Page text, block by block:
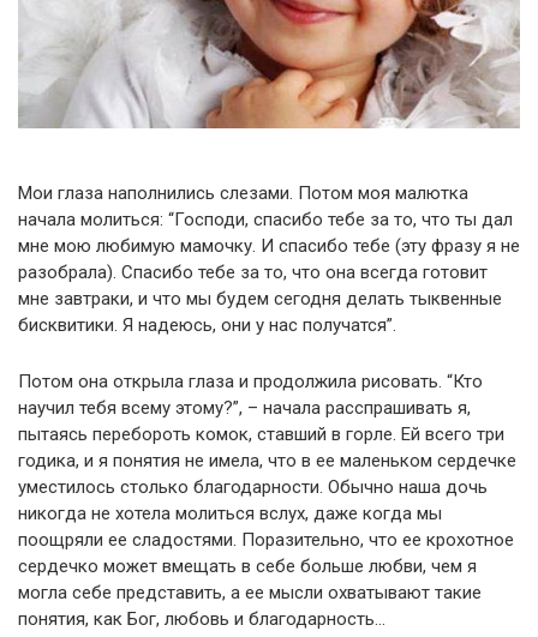
Мои глаза наполнились слезами. Потом моя малютка
начала молиться: “Господи, спасибо тебе за то, что ты дал
мне мою любимую мамочку. И спасибо тебе (эту фразу я не
разобрала). Спасибо тебе за то, что она всегда готовит
мне завтраки, и что мы будем сегодня делать тыквенные
бисквитики. Я надеюсь, они у нас получатся”.
Потом она открыла глаза и продолжила рисовать. “Кто
научил тебя всему этому?”, – начала расспрашивать я,
пытаясь перебороть комок, ставший в горле. Ей всего три
годика, и я понятия не имела, что в ее маленьком сердечке
уместилось столько благодарности. Обычно наша дочь
никогда не хотела молиться вслух, даже когда мы
поощряли ее сладостями. Поразительно, что ее крохотное
сердечко может вмещать в себе больше любви, чем я
могла себе представить, а ее мысли охватывают такие
понятия, как Бог, любовь и благодарность…